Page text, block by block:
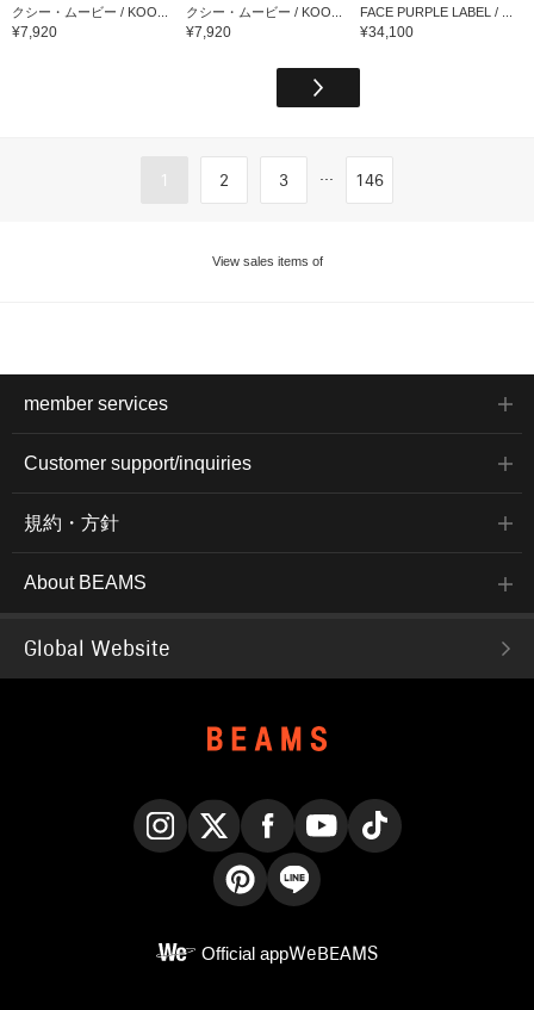
クシー・ムービー / KOO...
¥7,920
クシー・ムービー / KOO...
¥7,920
FACE PURPLE LABEL / ...
¥34,100
1 2 3 ... 146
View sales items of
member services
Customer support/inquiries
規約・方針
About BEAMS
Global Website
Official appWeBEAMS